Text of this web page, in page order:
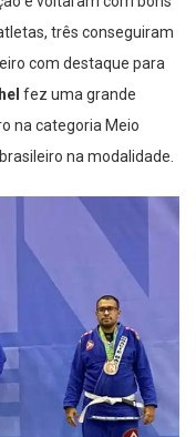
e voltaram com bons
três conseguiram
com destaque para
fez uma grande
na categoria Meio
na modalidade.